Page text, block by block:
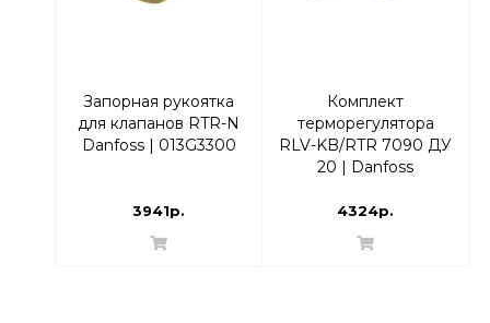
Запорная рукоятка
для клапанов RTR-N
Danfoss | 013G3300
3941р.
Комплект
терморегулятора
RLV-KB/RTR 7090 ДУ
20 | Danfoss
4324р.